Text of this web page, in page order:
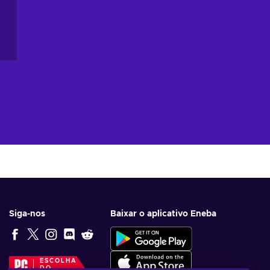
Siga-nos
ESCOLHA
DO
Baixar o aplicativo Eneba